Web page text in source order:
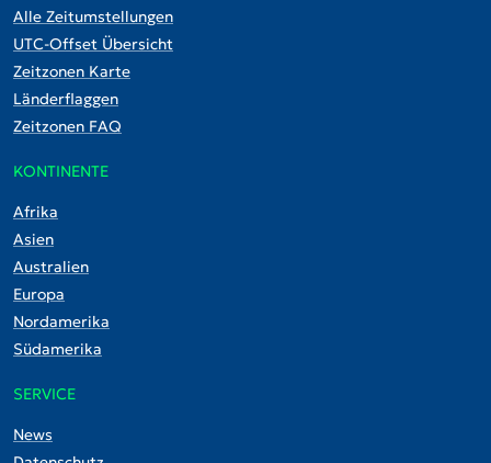
Alle Zeitumstellungen
UTC-Offset Übersicht
Zeitzonen Karte
Länderflaggen
Zeitzonen FAQ
KONTINENTE
Afrika
Asien
Australien
Europa
Nordamerika
Südamerika
SERVICE
News